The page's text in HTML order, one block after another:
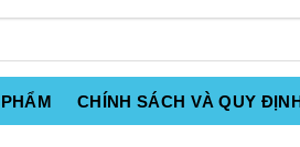
CHÍNH SÁCH VÀ QUY